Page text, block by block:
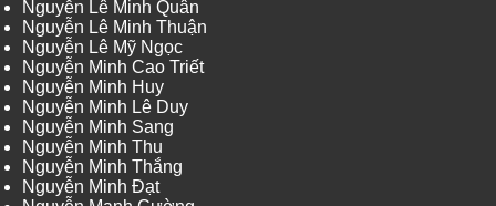
Nguyễn Lê Minh Quân
Nguyễn Lê Minh Thuận
Nguyễn Lê Mỹ Ngọc
Nguyễn Minh Cao Triết
Nguyễn Minh Huy
Nguyễn Minh Lê Duy
Nguyễn Minh Sang
Nguyễn Minh Thu
Nguyễn Minh Thắng
Nguyễn Minh Đạt